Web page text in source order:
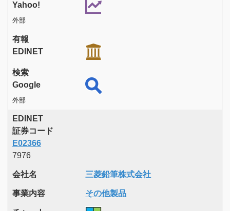
Yahoo!
外部
有報
EDINET
検索
Google
外部
EDINET
証券コード
E02366
7976
会社名 三菱鉛筆株式会社
事業内容 その他製品